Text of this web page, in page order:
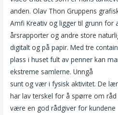
anden. Olav Thon Gruppens
Amfi Kreativ og ligger til grunn for
årsrapporter og andre store
digitalt og på papir. Med tre
plass i huset fult av penner kan
ekstreme samlerne. Unngå
sunt og vær i fysisk aktivitet. De
har lav terskel for å spørre om
være en god rådgiver for kundene